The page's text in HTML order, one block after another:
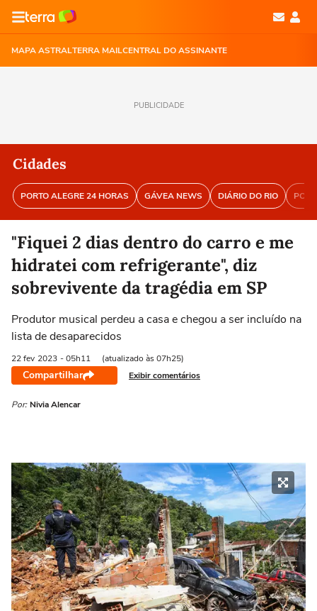
MAPA ASTRALTERRA MAILCENTRAL DO ASSINANTE
PUBLICIDADE
Cidades
PORTO ALEGRE 24 HORAS GÁVEA NEWS DIÁRIO DO RIO
"Fiquei 2 dias dentro do carro e me
hidratei com refrigerante", diz
sobrevivente da tragédia em SP
Produtor musical perdeu a casa e chegou a ser incluído na
lista de desaparecidos
22 fev 2023 - 05h11 (atualizado às 07h25)
Compartilhar Exibir comentários
Por: Nivia Alencar